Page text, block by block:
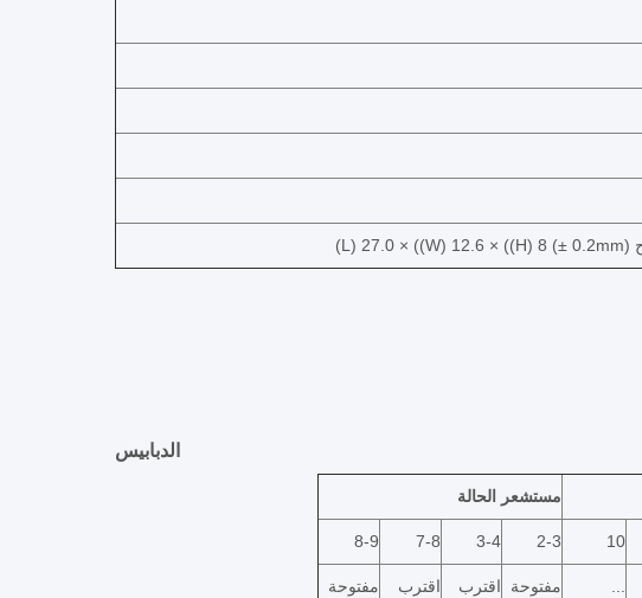
الدبابيس
مستشعر الحالة
10
2-3
3-4
7-8
8-9
مفتوحة اقترب اقترب مفتوحة